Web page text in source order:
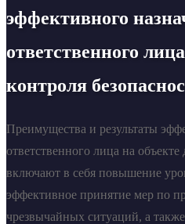
эффективного
ответственного
контроля
Преимущества и результаты
ответственного лица на объекте
включают в себя повышение
эффективное принятие мер по
чрезвычайных ситуаций, а